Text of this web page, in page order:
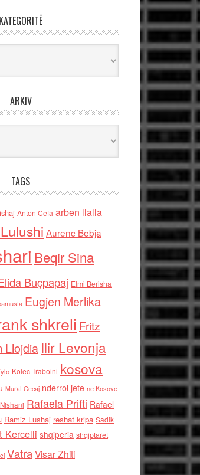
KATEGORITË
ARKIV
TAGS
Anton Cefa arben llalla
Aurenc Bebja
Beqir Sina
Buçpapaj Elmi Berisha
Eugjen Merlika
shkreli Fritz
Llojdia Ilir Levonja
Kolec Traboini kosova
Murat Gecaj nderroi jete ne Kosove
Rafaela Prifti Rafael
Ramiz Lushaj reshat kripa Sadik
Kercelli shqiperia shqiptaret
VatraVisar Zhiti